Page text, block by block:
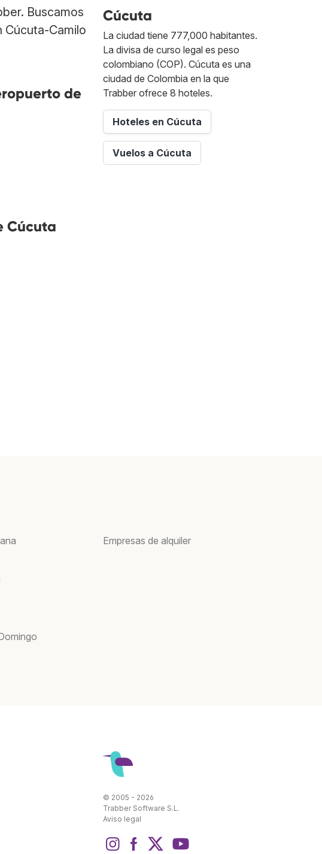
Buscamos
Cúcuta-Camilo
de
Cúcuta
Cúcuta
La ciudad tiene 777,000 habitantes.
La divisa de curso legal es peso
colombiano (COP). Cúcuta es una
ciudad de Colombia en la que
Trabber ofrece 8 hoteles.
Hoteles en Cúcuta
Vuelos a Cúcuta
Empresas de alquiler
© 2005 - 2026
Trabber Software S.L.
Aviso legal